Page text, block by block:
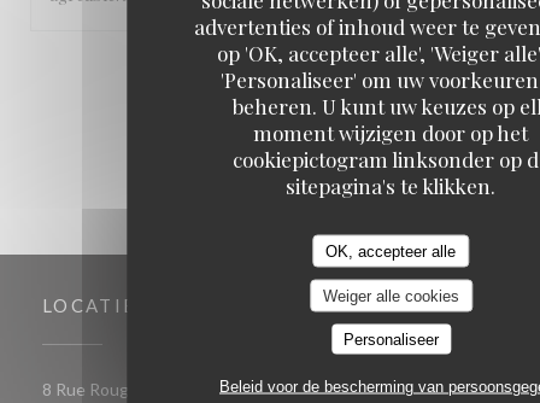
advertenties of inhoud weer te
op 'OK, accepteer alle', 'Weiger
'Personaliseer' om uw
beheren. U kunt uw keuzes op
moment wijzigen door op het
cookiepictogram linksonder op
sitepagina's te klikken.
OK, accepteer alle
Weiger alle cookies
Personaliseer
Beleid voor de bescherming van
3
LOCATIE
8 Rue Rougemaille, 60300 Senlis((opent in een nieuw venster))